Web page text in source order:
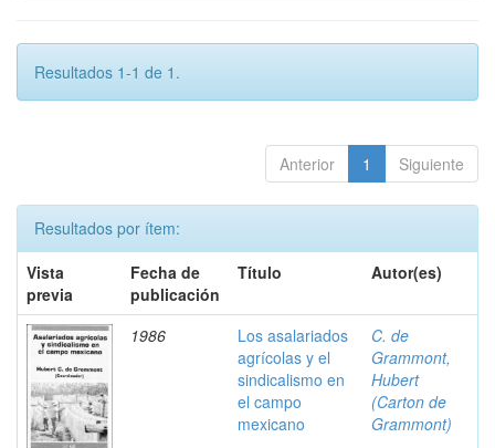
Resultados 1-1 de 1.
Anterior 1 Siguiente
Resultados por ítem:
Vista
previa
Fecha de
publicación
Título Autor(es)
1986
Los asalariados
agrícolas y el
sindicalismo en
el campo
mexicano
C. de
Grammont,
Hubert
(Carton de
Grammont)